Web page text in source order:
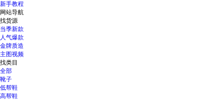
新手教程
网站导航
找货源
当季新款
人气爆款
金牌质造
主图视频
找类目
全部
靴子
低帮鞋
高帮鞋